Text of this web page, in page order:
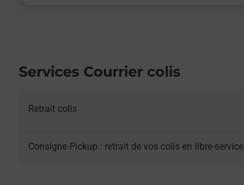
Services Courrier colis
Retrait colis
Consigne Pickup : retrait de vos colis en libre-service